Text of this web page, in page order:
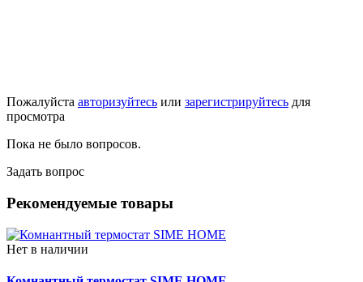
Пожалуйста авторизуйтесь или зарегистрируйтесь для
просмотра
Пока не было вопросов.
Задать вопрос
Рекомендуемые товары
Нет в наличии